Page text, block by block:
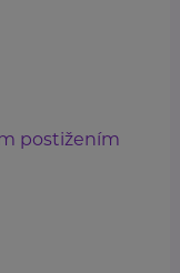
postižením